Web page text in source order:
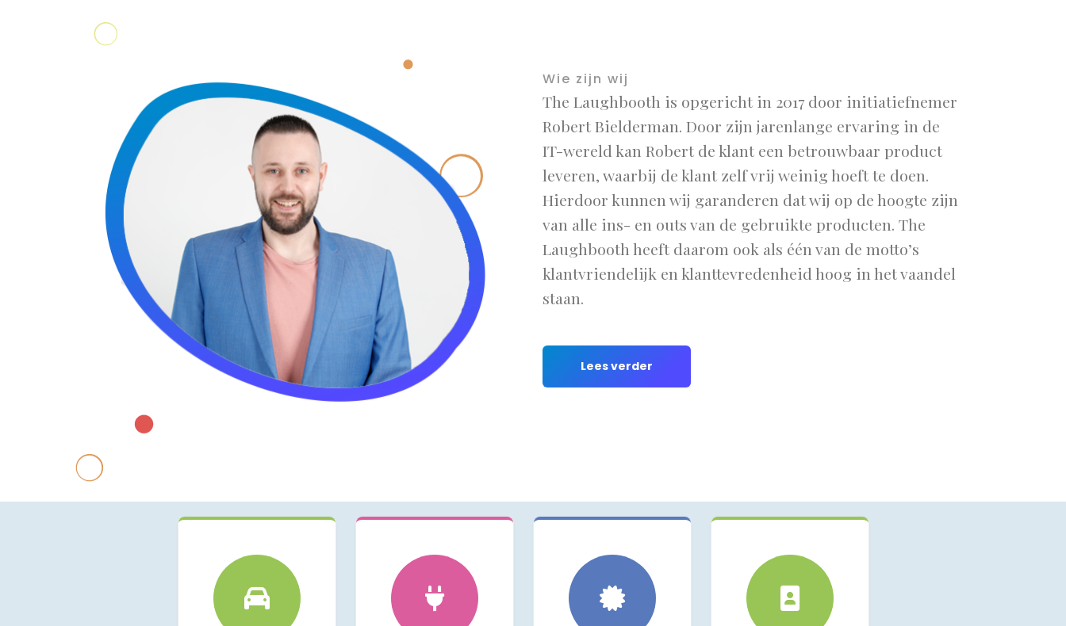
Wie zijn wij
The Laughbooth is opgericht in 2017 door initiatiefnemer
Robert Bielderman. Door zijn jarenlange ervaring in de
IT-wereld kan Robert de klant een betrouwbaar product
leveren, waarbij de klant zelf vrij weinig hoeft te doen.
Hierdoor kunnen wij garanderen dat wij op de hoogte zijn
van alle ins- en outs van de gebruikte producten. The
Laughbooth heeft daarom ook als één van de motto’s
klantvriendelijk en klanttevredenheid hoog in het vaandel
staan.
Lees verder